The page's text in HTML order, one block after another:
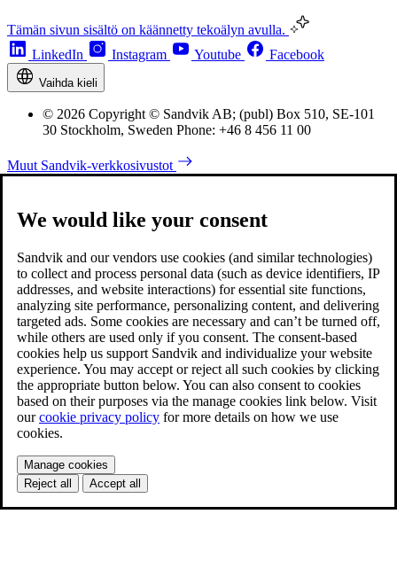
Tämän sivun sisältö on käännetty tekoälyn avulla.
LinkedIn
Instagram Youtube Facebook
Vaihda kieli
© 2026 Copyright © Sandvik AB; (publ) Box 510, SE-101
30 Stockholm, Sweden Phone: +46 8 456 11 00
Muut Sandvik-verkkosivustot
We would like your consent
Sandvik and our vendors use cookies (and similar technologies)
to collect and process personal data (such as device identifiers, IP
addresses, and website interactions) for essential site functions,
analyzing site performance, personalizing content, and delivering
targeted ads. Some cookies are necessary and can’t be turned off,
while others are used only if you consent. The consent-based
cookies help us support Sandvik and individualize your website
experience. You may accept or reject all such cookies by clicking
the appropriate button below. You can also consent to cookies
based on their purposes via the manage cookies link below. Visit
ourcookie privacy policy for more details on how we use
cookies.
Manage cookies
Reject all
Accept all